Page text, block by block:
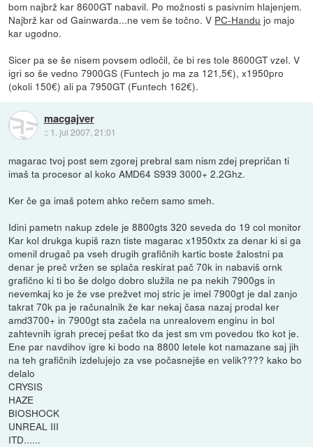
bom najbrž kar 8600GT nabavil. Po možnosti s pasivnim hlajenjem.
Najbrž kar od Gainwarda...ne vem še točno. V PC-Handu jo majo
kar ugodno.
Sicer pa se še nisem povsem odločil, če bi res tole 8600GT vzel. V
igri so še vedno 7900GS (Funtech jo ma za 121,5€), x1950pro
(okoli 150€) ali pa 7950GT (Funtech 162€).
macgajver
:: 1. jul 2007, 21:01
magarac tvoj post sem zgorej prebral sam nism zdej prepričan ti
imaš ta procesor al koko AMD64 S939 3000+ 2.2Ghz.
Ker če ga imaš potem ahko rečem samo smeh.
Idini pametn nakup zdele je 8800gts 320 seveda do 19 col monitor
Kar kol drukga kupiš razn tiste magarac x1950xtx za denar ki si ga
omenil drugač pa vseh drugih grafičnih kartic boste žalostni pa
denar je preč vržen se splača reskirat pač 70k in nabaviš ornk
grafično ki ti bo še dolgo dobro služila ne pa nekih 7900gs in
nevemkaj ko je že vse prežvet moj stric je imel 7900gt je dal zanjo
takrat 70k pa je računalnik že kar nekaj časa nazaj prodal ker
amd3700+ in 7900gt sta začela na unrealovem enginu in bol
zahtevnih igrah precej pešat tko da jest sm vm povedou tko kot je.
Ene par navdihov igre ki bodo na 8800 letele kot namazane saj jih
na teh grafičnih izdelujejo za vse počasnejše en velik???? kako bo
delalo
CRYSIS
HAZE
BIOSHOCK
UNREAL III
ITD......